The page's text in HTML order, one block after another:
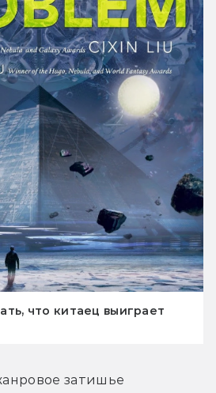
что китаец выиграет
затишье